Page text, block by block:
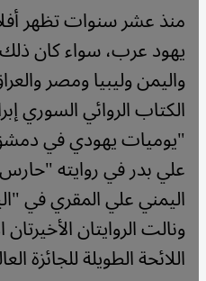
منذ عشر سنوات تظهر
يهود عرب، سواء كان
واليمن وليبيا ومصر
الكتاب الروائي السوري
ونالت الروايتان
اللائحة الطويلة للجائزة